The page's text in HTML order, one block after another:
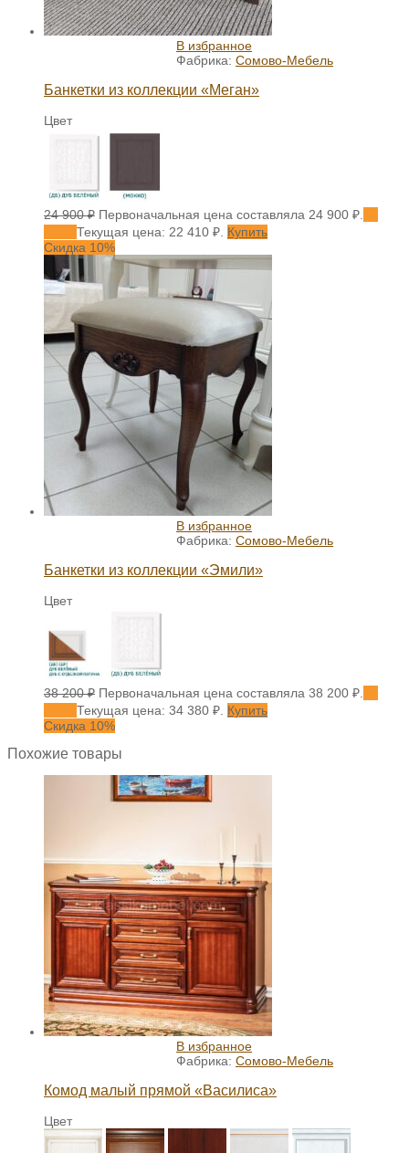
В избранное
Фабрика: Сомово-Мебель
Банкетки из коллекции «Меган»
Цвет
24 900₽ Первоначальная цена составляла 24 900 ₽.
Текущая цена: 22 410 ₽. Купить
Скидка 10%
В избранное
Фабрика: Сомово-Мебель
Банкетки из коллекции «Эмили»
Цвет
38 200₽ Первоначальная цена составляла 38 200 ₽.
Текущая цена: 34 380 ₽. Купить
Скидка 10%
Похожие товары
В избранное
Фабрика: Сомово-Мебель
Комод малый прямой «Василиса»
Цвет